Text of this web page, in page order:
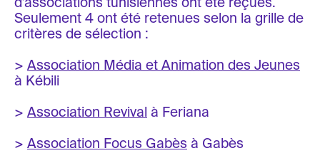
d'associations tunisiennes ont été reçues.
Seulement 4 ont été retenues selon la grille de
critères de sélection :
> Association Média et Animation des Jeunes
à Kébili
> Association Revival à Feriana
> Association Focus Gabès à Gabès